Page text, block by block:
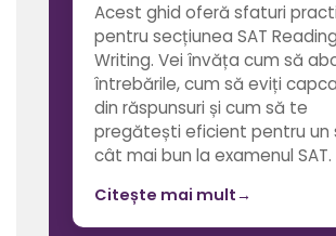
Acest ghid oferă sfaturi
pentru secțiunea SAT
Writing. Vei învăța cum să
întrebările, cum să eviți
din răspunsuri și cum să te
pregătești eficient pentru un
cât mai bun la examenul SAT.
Citește mai mult→